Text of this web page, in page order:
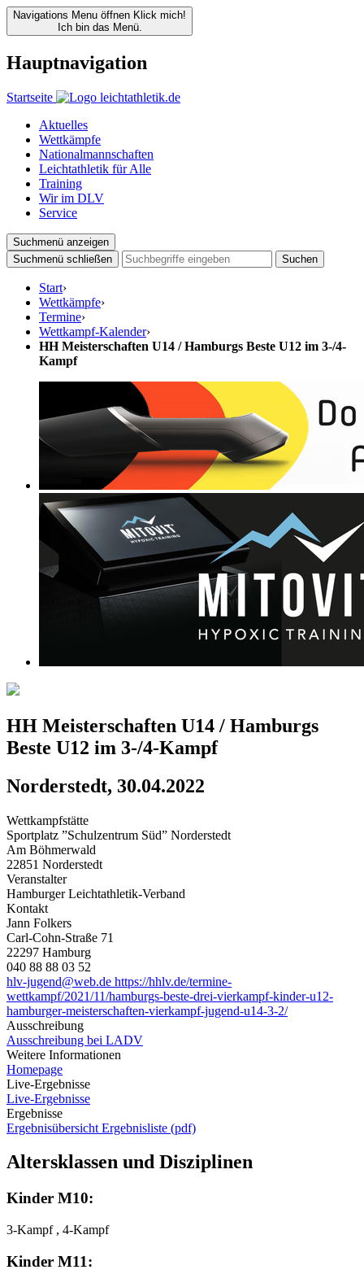
Navigations Menu öffnen Klick mich!
Ich bin das Menü.
Hauptnavigation
Startseite
Aktuelles
Wettkämpfe
Nationalmannschaften
Leichtathletik für Alle
Training
Wir im DLV
Service
Suchmenü anzeigen
Suchmenü schließen
Suchen
Start›
Wettkämpfe›
Termine›
Wettkampf-Kalender›
HH Meisterschaften U14 / Hamburgs Beste U12 im 3-/4-
Kampf
HH Meisterschaften U14 / Hamburgs
Beste U12 im 3-/4-Kampf
Norderstedt, 30.04.2022
Wettkampfstätte
Sportplatz ”Schulzentrum Süd” Norderstedt
Am Böhmerwald
22851 Norderstedt
Veranstalter
Hamburger Leichtathletik-Verband
Kontakt
Jann Folkers
Carl-Cohn-Straße 71
22297 Hamburg
040 88 88 03 52
hlv-jugend@web.de https://hhlv.de/termine-
wettkampf/2021/11/hamburgs-beste-drei-vierkampf-kinder-u12-
hamburger-meisterschaften-vierkampf-jugend-u14-3-2/
Ausschreibung
Ausschreibung bei LADV
Weitere Informationen
Homepage
Live-Ergebnisse
Live-Ergebnisse
Ergebnisse
Ergebnisübersicht Ergebnisliste (pdf)
Altersklassen und Disziplinen
Kinder M10:
3-Kampf , 4-Kampf
Kinder M11: